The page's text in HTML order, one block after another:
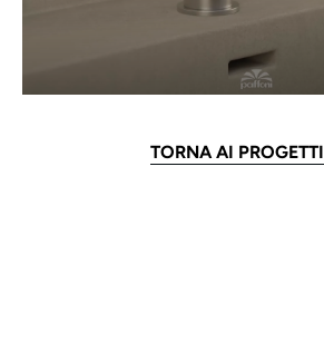
TORNA AI PROGETTI